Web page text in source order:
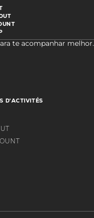
te acompanhar melhor.
D'ACTIVITÉS